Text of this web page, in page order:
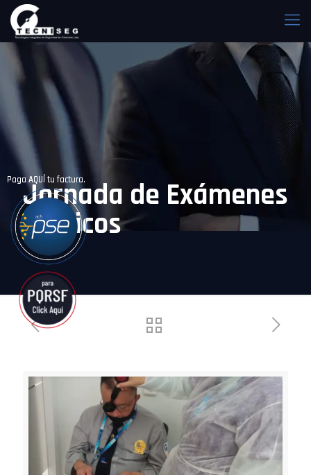
Jornada de Exámenes
Médicos
Paga AQUÍ tu factura.
Paga AQUÍ tu factura.